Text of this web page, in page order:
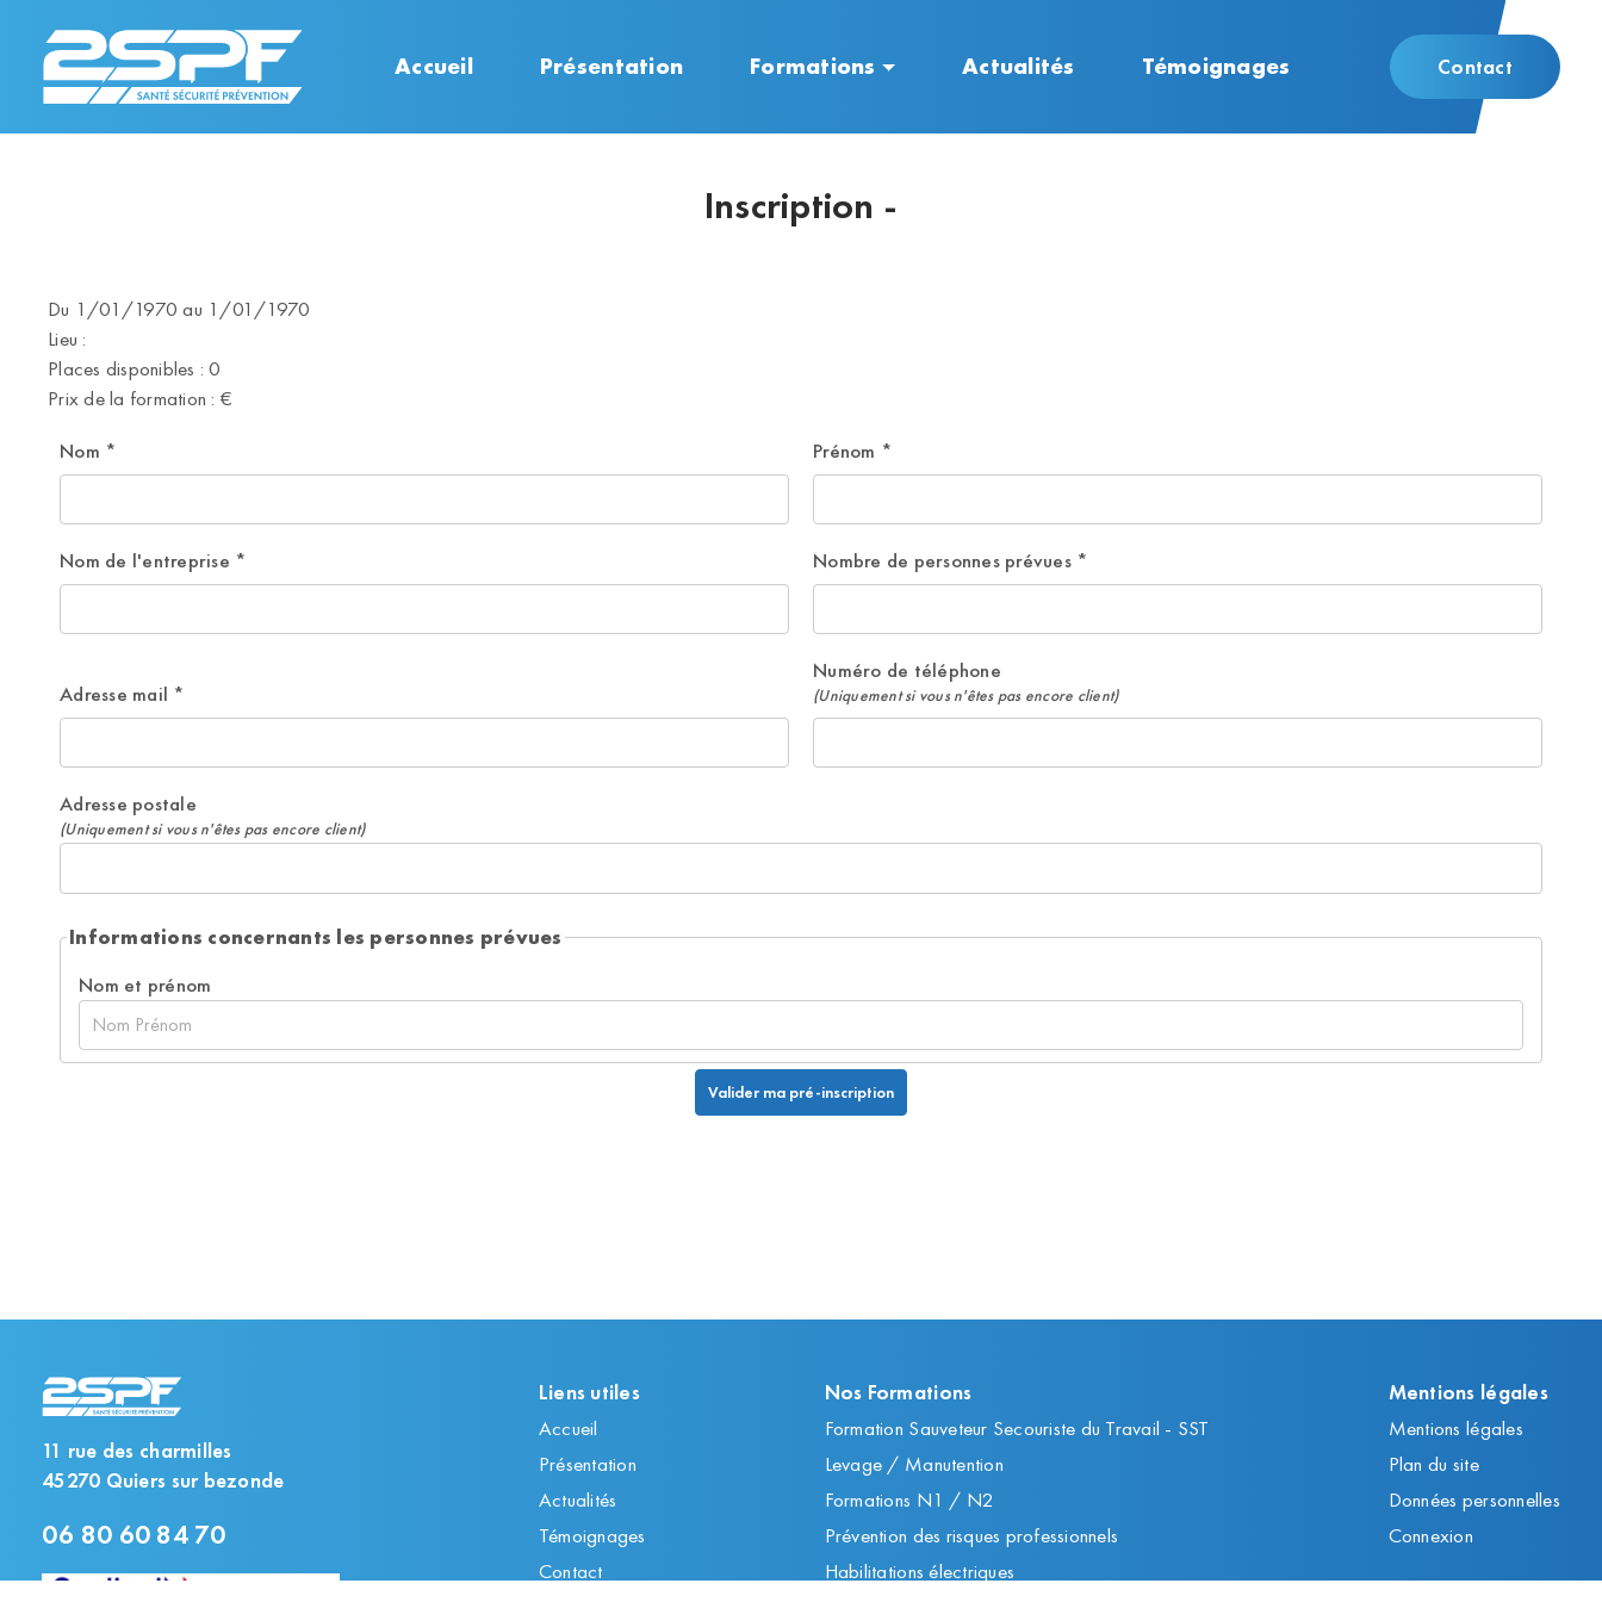
Accueil Présentation Formations Actualités Témoignages Contact
Inscription -
Du 1/01/1970 au 1/01/1970
Lieu :
Places disponibles : 0
Prix de la formation : €
Nom * Prénom *
Nom de l'entreprise * Nombre de personnes prévues*
Adresse mail *
Numéro de téléphone
(Uniquement si vous n'êtes pas encore client)
Adresse postale
(Uniquement si vous n'êtes pas encore client)
Informations concernants les personnes prévues
Nom et prénom
11 rue des charmilles
45270 Quiers sur bezonde
06 80 60 84 70
Liens utiles
Accueil
Présentation
Actualités
Témoignages
Contact
Nos Formations
Formation Sauveteur Secouriste du Travail - SST
Levage / Manutention
Formations N1 / N2
Prévention des risques professionnels
Habilitations électriques
Mentions légales
Mentions légales
Plan du site
Données personnelles
Connexion